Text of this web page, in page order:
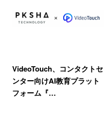
VideoTouch、コンタクトセ
ンター向けAI教育プラット
フォーム『…